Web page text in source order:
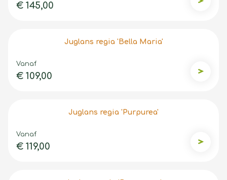
€ 145,00
Juglans regia 'Bella Maria'
Vanaf
€ 109,00 Juglans
Juglans regia 'Purpurea'
Vanaf
€ 119,00 Juglans